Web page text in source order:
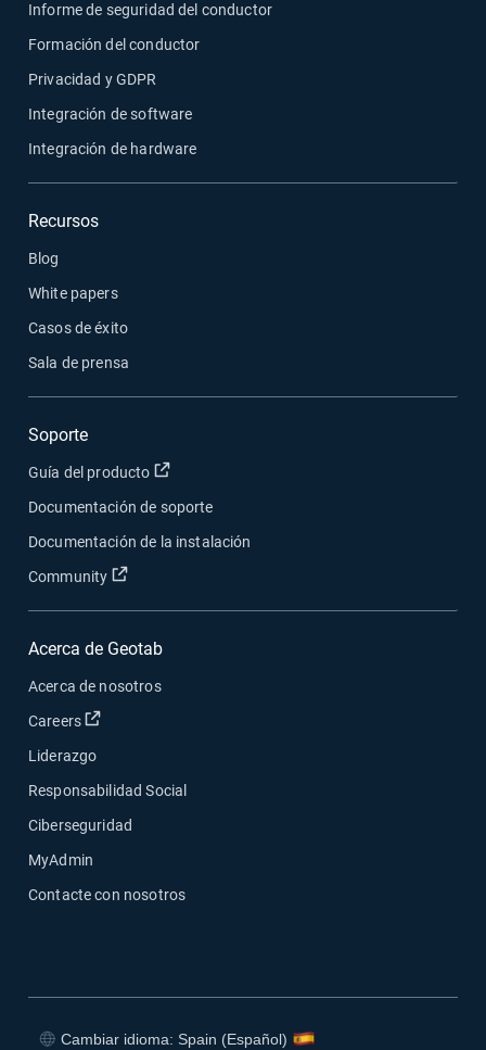
Informe de seguridad del conductor
Formación del conductor
Privacidad y GDPR
Integración de software
Integración de hardware
Recursos
Blog
White papers
Casos de éxito
Sala de prensa
Soporte
Guía del producto Abrir en una nueva ventana
Documentación de soporte
Documentación de la instalación
Community
Abrir en una nueva ventana
Acerca de Geotab
Acerca de nosotros
Careers
Abrir en una nueva ventana
Liderazgo
Responsabilidad Social
Ciberseguridad
MyAdmin
Contacte con nosotros
Cambiar idioma: Spain (Español)